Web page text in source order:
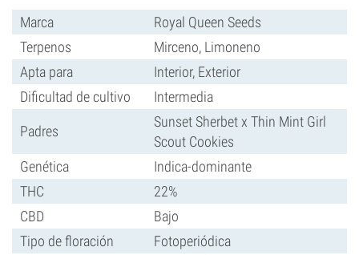
Marca
Royal Queen Seeds
Terpenos
Mirceno, Limoneno
Apta para
Interior, Exterior
Dificultad de cultivo
Intermedia
Padres
Sunset Sherbet x Thin Mint Girl
Scout Cookies
Genética
Indica-dominante
THC
22%
CBD
Bajo
Tipo de floración
Fotoperiódica